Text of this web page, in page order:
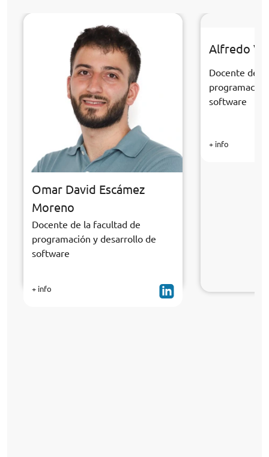
Omar David Escámez
Moreno
Docente de la facultad de
programación y desarrollo de
software
+ info
Alfredo
Docente de
software
+ info